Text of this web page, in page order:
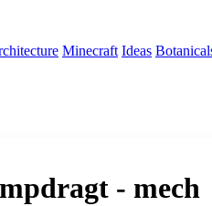
Minecraft Ideas
- mech